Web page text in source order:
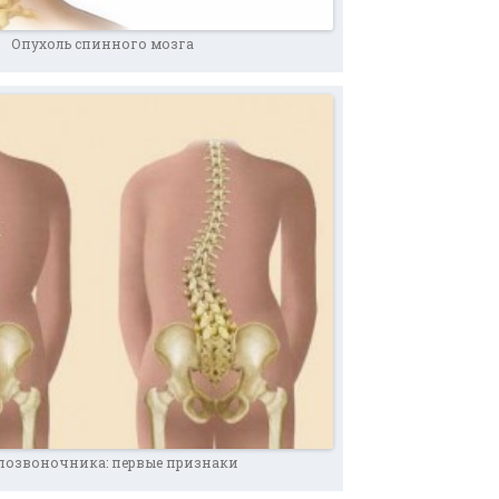
Опухоль спинного мозга
первые признаки